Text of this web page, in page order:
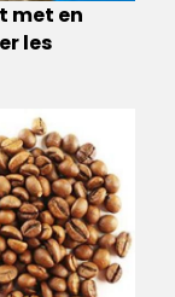
met en
les